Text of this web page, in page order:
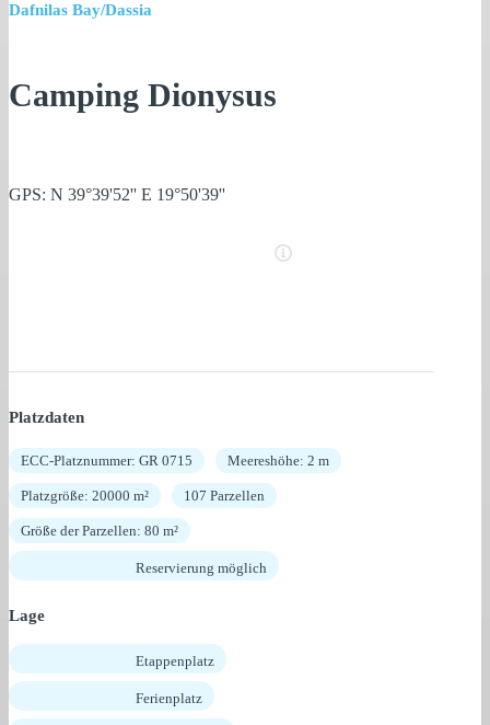
Dafnilas Bay/Dassia
Camping Dionysus
GPS: N 39°39'52'' E 19°50'39''
Platzdaten
ECC-Platznummer: GR 0715 Meereshöhe: 2 m
Platzgröße: 20000 m² 107 Parzellen
Größe der Parzellen: 80 m²
Reservierung möglich
Lage
Etappenplatz
Ferienplatz